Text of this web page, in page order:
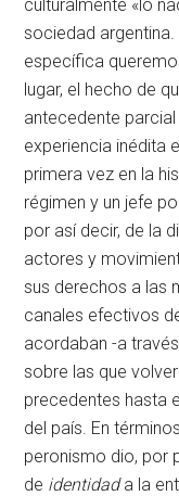
culturalmente «lo
sociedad argentina.
específica
lugar, el hecho de
antecedente
experiencia inédita
primera vez en la
régimen y un jefe
por así decir, de la
actores y
sus derechos a las
canales efectivos
acordaban -a
sobre las que
precedentes hasta
del país. En
peronismo dio, por
de identidada la